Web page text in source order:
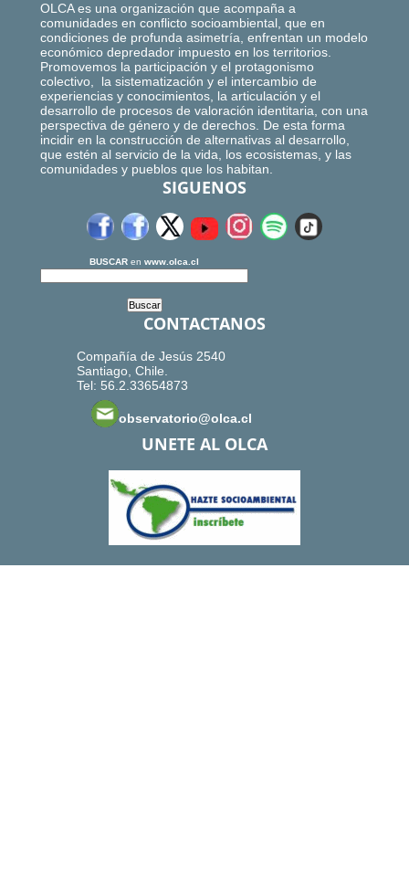
OLCA es una organización que acompaña a
comunidades en conflicto socioambiental, que en
condiciones de profunda asimetría, enfrentan un modelo
económico depredador impuesto en los territorios.
Promovemos la participación y el protagonismo
colectivo, la sistematización y el intercambio de
experiencias y conocimientos, la articulación y el
desarrollo de procesos de valoración identitaria, con una
perspectiva de género y de derechos. De esta forma
incidir en la construcción de alternativas al desarrollo,
que estén al servicio de la vida, los ecosistemas, y las
comunidades y pueblos que los habitan.
SIGUENOS
BUSCAR en www.olca.cl
CONTACTANOS
Compañía de Jesús 2540
Santiago, Chile.
Tel: 56.2.33654873
observatorio@olca.cl
UNETE AL OLCA